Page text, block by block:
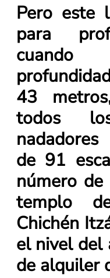
Pero este
para
43
todos
de 91
número
templo
Chichén
el nivel del
de alquiler